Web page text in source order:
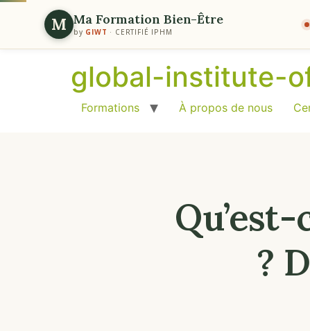
M Ma Formation Bien-Être
by GIWT · CERTIFIÉ IPHM
global-institute-
Formations À propos de nous
?